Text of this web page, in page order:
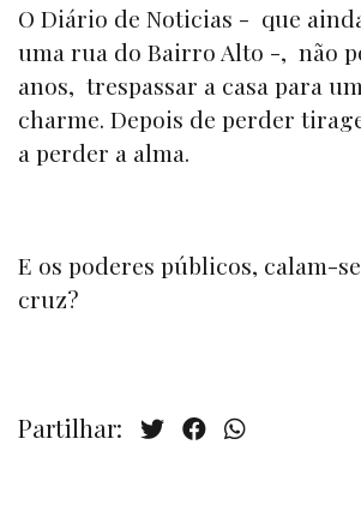
O Diário de Noticias - que
uma rua do Bairro Alto -, não
anos, trespassar a casa para
charme. Depois de perder
a perder a alma.
E os poderes públicos, calam-
cruz?
Partilhar: